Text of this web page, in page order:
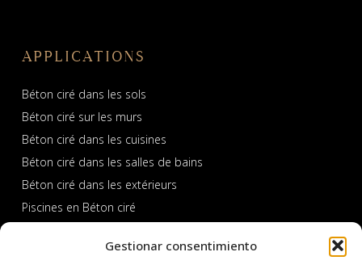
Gestionar consentimiento
APPLICATIONS
Béton ciré dans les sols
Béton ciré sur les murs
Béton ciré dans les cuisines
Béton ciré dans les salles de bains
Béton ciré dans les extérieurs
Piscines en Béton ciré